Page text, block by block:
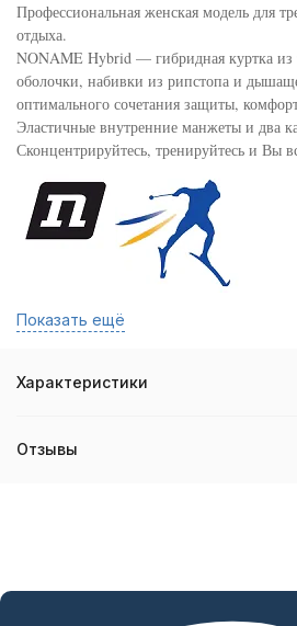
Профессиональная женская модель для
отдыха.
NONAME Hybrid — гибридная куртка из
оболочки, набивки из рипстопа и
оптимального сочетания защиты,
Эластичные внутренние манжеты и два
Сконцентрируйтесь, тренируйтесь и Вы
Показать ещё
Характеристики
Отзывы